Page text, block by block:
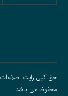
حق کپی رایت اطلاعات
محفوظ می باشد.